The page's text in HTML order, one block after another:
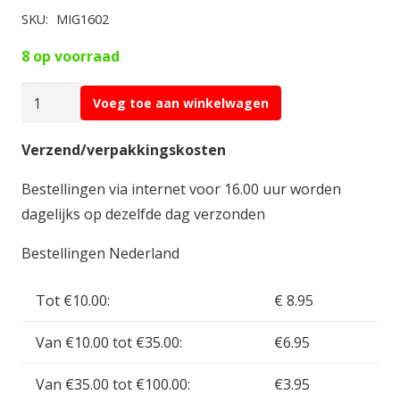
SKU: MIG1602
8 op voorraad
AMMO
Panel
Wash
Deep
Grey
MIG1602
Voeg toe aan winkelwagen
Verzend/verpakkingskosten
Bestellingen via internet voor 16.00 uur worden
dagelijks op dezelfde dag verzonden
Bestellingen Nederland
Tot €10.00: € 8.95
Van €10.00 tot €35.00: €6.95
Van €35.00 tot €100.00: €3.95